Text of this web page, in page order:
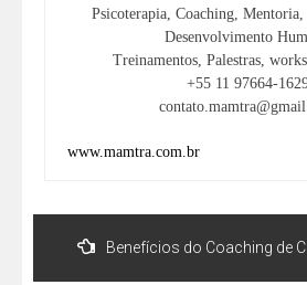
Psicoterapia, Coaching,
Desenvolvimento
Treinamentos, Palestras,
+55 11 97664-
www.mamtra.com.br
Benefícios do Coaching de